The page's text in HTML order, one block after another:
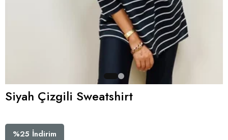
Siyah Çizgili Sweatshirt
%25 İndirim